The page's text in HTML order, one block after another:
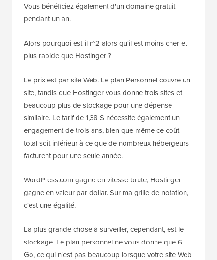
Vous bénéficiez également d'un domaine gratuit
pendant un an.
Alors pourquoi est-il n°2 alors qu'il est moins cher et
plus rapide que Hostinger ?
Le prix est par site Web. Le plan Personnel couvre un
site, tandis que Hostinger vous donne trois sites et
beaucoup plus de stockage pour une dépense
similaire. Le tarif de 1,38 $ nécessite également un
engagement de trois ans, bien que même ce coût
total soit inférieur à ce que de nombreux hébergeurs
facturent pour une seule année.
WordPress.com gagne en vitesse brute, Hostinger
gagne en valeur par dollar. Sur ma grille de notation,
c'est une égalité.
La plus grande chose à surveiller, cependant, est le
stockage. Le plan personnel ne vous donne que 6
Go, ce qui n'est pas beaucoup lorsque votre site Web